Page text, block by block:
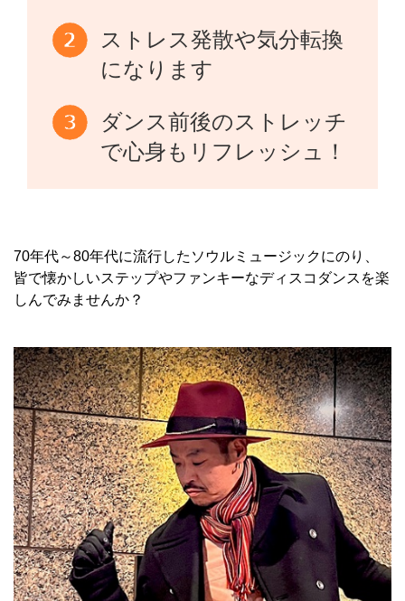
ストレス発散や気分転換
になります
ダンス前後のストレッチ
で心身もリフレッシュ！
70年代～80年代に流行したソウルミュージックにのり、
皆で懐かしいステップやファンキーなディスコダンスを楽
しんでみませんか？